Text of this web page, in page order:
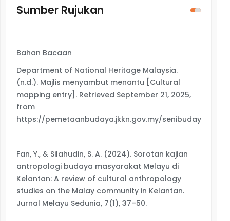
Sumber Rujukan
Bahan Bacaan
Department of National Heritage Malaysia.
(n.d.). Majlis menyambut menantu [Cultural
mapping entry]. Retrieved September 21, 2025,
from
https://pemetaanbudaya.jkkn.gov.my/senibudaya/
Fan, Y., & Silahudin, S. A. (2024). Sorotan kajian
antropologi budaya masyarakat Melayu di
Kelantan: A review of cultural anthropology
studies on the Malay community in Kelantan.
Jurnal Melayu Sedunia, 7(1), 37–50.